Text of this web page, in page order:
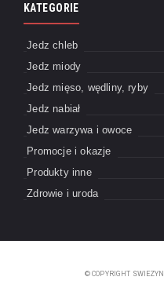
KATEGORIE
Jedz chleb
Jedz miody
Jedz mięso, wędliny, ryby
Jedz nabiał
Jedz warzywa i owoce
Promocje i okazje
Produkty inne
Zdrowie i uroda
© COPYRIGHT